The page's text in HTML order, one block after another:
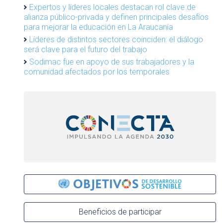
Expertos y líderes locales destacan rol clave de
alianza público-privada y definen principales desafíos
para mejorar la educación en La Araucanía
Líderes de distintos sectores coinciden: el diálogo
será clave para el futuro del trabajo
Sodimac fue en apoyo de sus trabajadores y la
comunidad afectados por los temporales
Beneficios de participar